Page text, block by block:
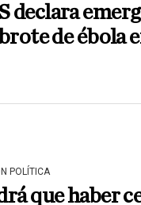
declara
de ébola
POLÍTICA
que haber